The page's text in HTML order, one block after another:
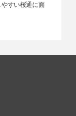
すい桜通に面